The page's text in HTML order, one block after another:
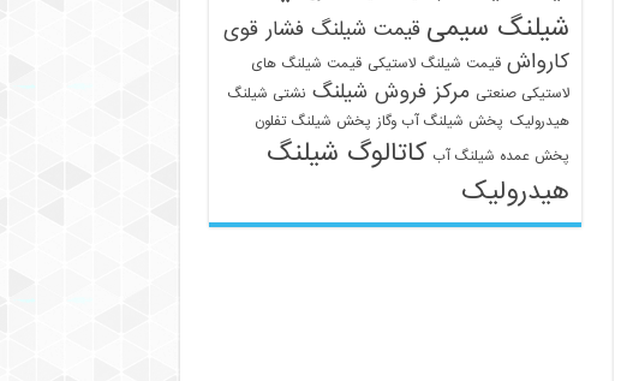
شیلنگ سیمی قیمت شیلنگ فشار قوی
کارواش قیمت شیلنگ لاستیکی قیمت شیلنگ های
لاستیکی صنعتی مرکز فروش شیلنگ نشتی شیلنگ
هیدرولیک پخش شیلنگ آب وگاز پخش شیلنگ تفلون
پخش عمده شیلنگ آب کاتالوگ شیلنگ
هیدرولیک